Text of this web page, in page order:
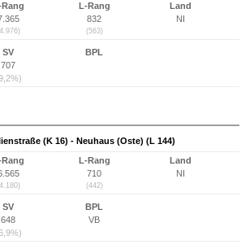
Rang
L-Rang
832
(563)
Land
NI
SV
707
BPL
(K 16) - Neuhaus (Oste) (L 144)
Rang
L-Rang
710
(442)
Land
NI
SV
648
BPL
VB